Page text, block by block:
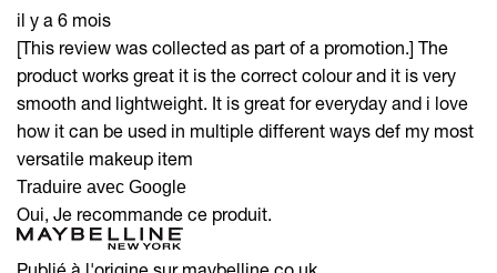
il y a 6 mois
[This review was collected as part of a promotion.] The
product works great it is the correct colour and it is very
smooth and lightweight. It is great for everyday and i love
how it can be used in multiple different ways def my most
versatile makeup item
Traduire avec Google
Oui, Je recommande ce produit.